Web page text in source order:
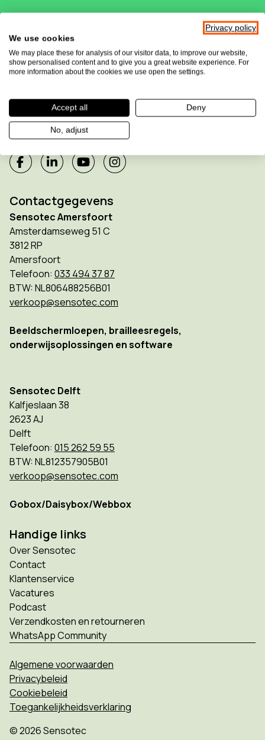
Sensotec maakt deel uit van de
Allkind Group
Contactgegevens
Sensotec Amersfoort
Amsterdamseweg 51 C
3812 RP
Amersfoort
Telefoon: 033 494 37 87
BTW: NL806488256B01
verkoop@sensotec.com
Beeldschermloepen, brailleesregels,
onderwijsoplossingen en software
Sensotec Delft
Kalfjeslaan 38
2623 AJ
Delft
Telefoon: 015 262 59 55
BTW: NL812357905B01
verkoop@sensotec.com
Gobox/Daisybox/Webbox
Handige links
Over Sensotec
Contact
Klantenservice
Vacatures
Podcast
Verzendkosten en retourneren
WhatsApp Community
© 2026 Sensotec
Algemene voorwaarden
Privacybeleid
Cookiebeleid
Toegankelijkheidsverklaring
Privacy policy
We use cookies
We may place these for analysis of our visitor data, to improve our website,
show personalised content and to give you a great website experience. For
more information about the cookies we use open the settings.
Accept all Deny
No, adjust